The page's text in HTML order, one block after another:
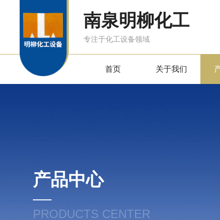
南泉明柳化工
专注于化工设备领域
首页 关于我们
产品中心
PRODUCTS CENTER